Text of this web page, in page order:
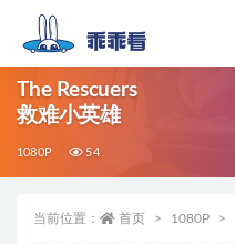
The Rescuers
救难小英雄
1080P 54
当前位置： 首页 1080P